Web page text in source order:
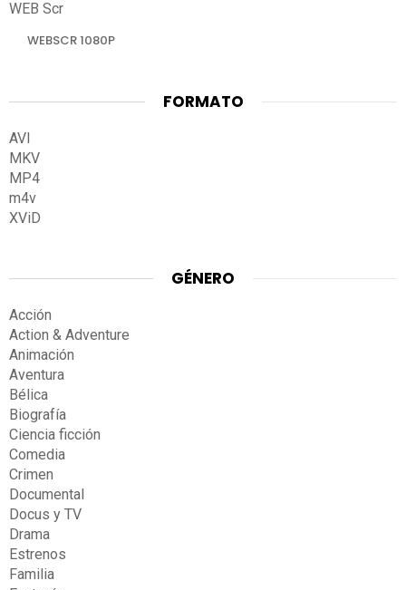
WEB Scr
WEBSCR 1080P
FORMATO
AVI
MKV
MP4
m4v
XViD
GÉNERO
Acción
Action & Adventure
Animación
Aventura
Bélica
Biografía
Ciencia ficción
Comedia
Crimen
Documental
Docus y TV
Drama
Estrenos
Familia